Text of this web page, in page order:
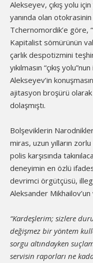
Alekseyev, çıkış yolu
yanında olan otokrasinin
Tchernomordik’e göre,
Kapitalist sömürünün
çarlık despotizmini
yıkılmasın “çıkış
Alekseyev’in
ajitasyon broşürü
dolaşmıştı.
Bolşeviklerin
miras, uzun yılların
polis karşısında
deneyimin en özlü
devrimci örgütçüsü,
Aleksander
“Kardeşlerim; sizlere
değişmez bir yöntem
sorgu altındayken
servisin raporları ne